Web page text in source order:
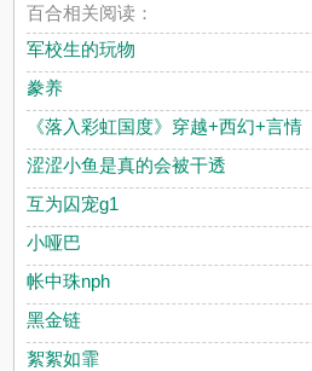
百合相关阅读：
军校生的玩物
豢养
《落入彩虹国度》穿越+西幻+言情
涩涩小鱼是真的会被干透
互为囚宠g1
小哑巴
帐中珠nph
黑金链
絮絮如霏